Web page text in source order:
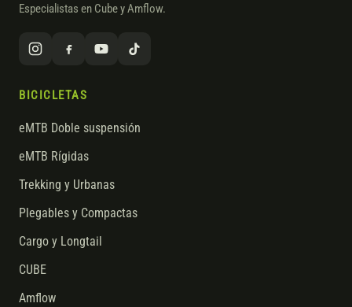
Especialistas en Cube y Amflow.
BICICLETAS
eMTB Doble suspensión
eMTB Rígidas
Trekking y Urbanas
Plegables y Compactas
Cargo y Longtail
CUBE
Amflow